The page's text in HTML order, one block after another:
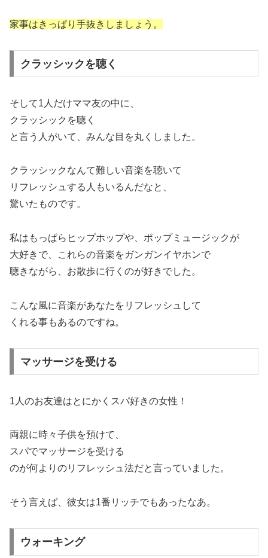
家事はきっぱり手抜きしましょう。
クラッシックを聴く
そして1人だけママ友の中に、
クラッシックを聴く
と言う人がいて、みんな目を丸くしました。
クラッシックなんて難しい音楽を聴いて
リフレッシュする人もいるんだなと、
驚いたものです。
私はもっぱらヒップホップや、ポップミュージックが
大好きで、これらの音楽をガンガンイヤホンで
聴きながら、お散歩に行くのが好きでした。
こんな風に音楽があなたをリフレッシュして
くれる事もあるのですね。
マッサージを受ける
1人のお友達はとにかくスパ好きの女性！
両親に時々子供を預けて、
スパでマッサージを受ける
のが何よりのリフレッシュ法だと言っていました。
そう言えば、彼女は1番リッチでもあったなあ。
ウォーキング